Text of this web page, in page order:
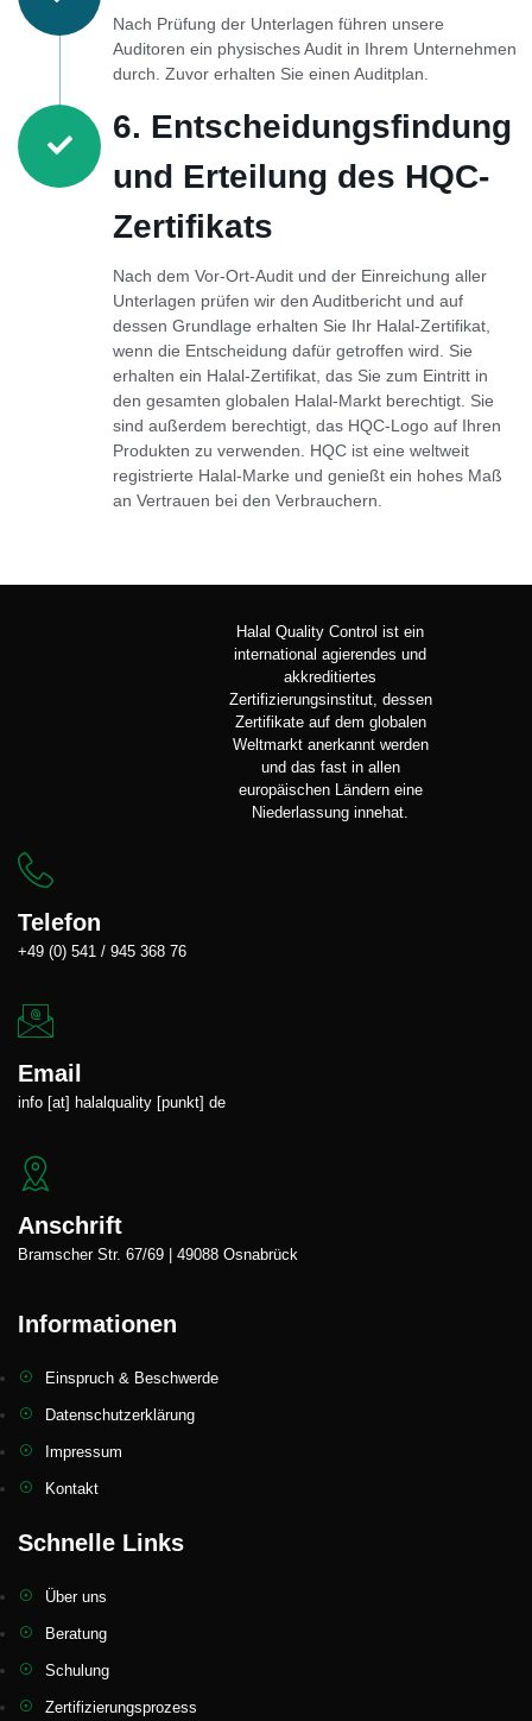
Nach Prüfung der Unterlagen führen unsere
Auditoren ein physisches Audit in Ihrem Unternehmen
durch. Zuvor erhalten Sie einen Auditplan.
6. Entscheidungsfindung
und Erteilung des HQC-
Zertifikats
Nach dem Vor-Ort-Audit und der Einreichung aller
Unterlagen prüfen wir den Auditbericht und auf
dessen Grundlage erhalten Sie Ihr Halal-Zertifikat,
wenn die Entscheidung dafür getroffen wird. Sie
erhalten ein Halal-Zertifikat, das Sie zum Eintritt in
den gesamten globalen Halal-Markt berechtigt. Sie
sind außerdem berechtigt, das HQC-Logo auf Ihren
Produkten zu verwenden. HQC ist eine weltweit
registrierte Halal-Marke und genießt ein hohes Maß
an Vertrauen bei den Verbrauchern.
Halal Quality Control ist ein
international agierendes und
akkreditiertes
Zertifizierungsinstitut, dessen
Zertifikate auf dem globalen
Weltmarkt anerkannt werden
und das fast in allen
europäischen Ländern eine
Niederlassung innehat.
Telefon
+49 (0) 541 / 945 368 76
Email
info [at] halalquality [punkt] de
Anschrift
Bramscher Str. 67/69 | 49088 Osnabrück
Informationen
Einspruch & Beschwerde
Datenschutzerklärung
Impressum
Kontakt
Schnelle Links
Über uns
Beratung
Schulung
Zertifizierungsprozess